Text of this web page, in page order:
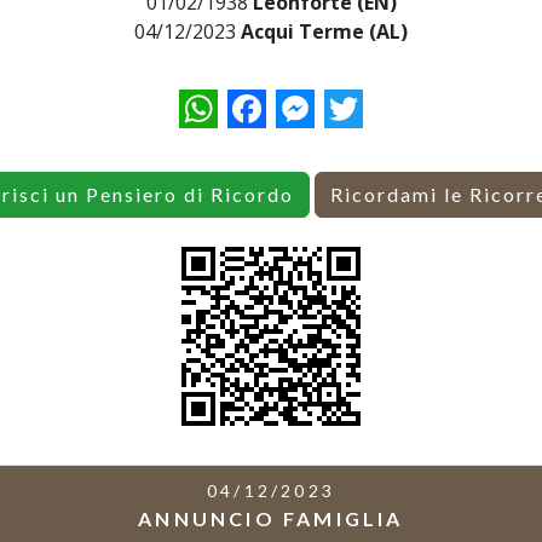
04/12/2023 Acqui Terme (AL)
WhatsAppFacebookMessenger
Twitter
un Pensiero di Ricordo Ricordami le
04/12/2023
ANNUNCIO FAMIGLIA